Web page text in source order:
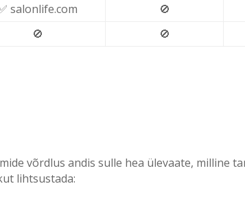
salonlife.com 🚫
🚫 🚫
võrdlus andis sulle hea ülevaate, milline
lihtsustada: